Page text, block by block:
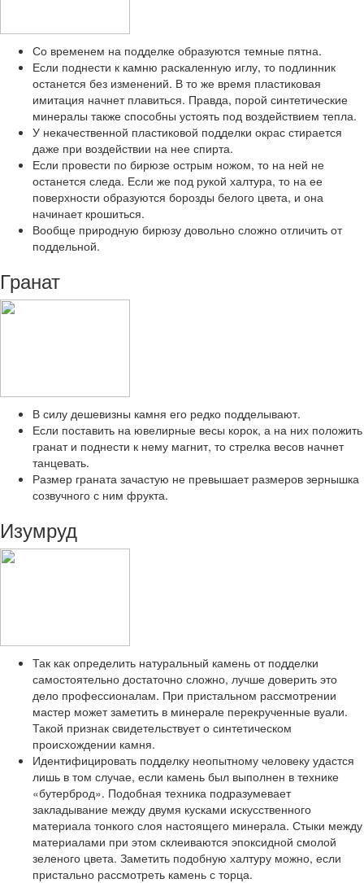
Со временем на подделке образуются темные пятна.
Если поднести к камню раскаленную иглу, то подлинник
останется без изменений. В то же время пластиковая
имитация начнет плавиться. Правда, порой синтетические
минералы также способны устоять под воздействием тепла.
У некачественной пластиковой подделки окрас стирается
даже при воздействии на нее спирта.
Если провести по бирюзе острым ножом, то на ней не
останется следа. Если же под рукой халтура, то на ее
поверхности образуются борозды белого цвета, и она
начинает крошиться.
Вообще природную бирюзу довольно сложно отличить от
поддельной.
Гранат
В силу дешевизны камня его редко подделывают.
Если поставить на ювелирные весы корок, а на них положить
гранат и поднести к нему магнит, то стрелка весов начнет
танцевать.
Размер граната зачастую не превышает размеров зернышка
созвучного с ним фрукта.
Изумруд
Так как определить натуральный камень от подделки
самостоятельно достаточно сложно, лучше доверить это
дело профессионалам. При пристальном рассмотрении
мастер может заметить в минерале перекрученные вуали.
Такой признак свидетельствует о синтетическом
происхождении камня.
Идентифицировать подделку неопытному человеку удастся
лишь в том случае, если камень был выполнен в технике
«бутерброд». Подобная техника подразумевает
закладывание между двумя кусками искусственного
материала тонкого слоя настоящего минерала. Стыки между
материалами при этом склеиваются эпоксидной смолой
зеленого цвета. Заметить подобную халтуру можно, если
пристально рассмотреть камень с торца.